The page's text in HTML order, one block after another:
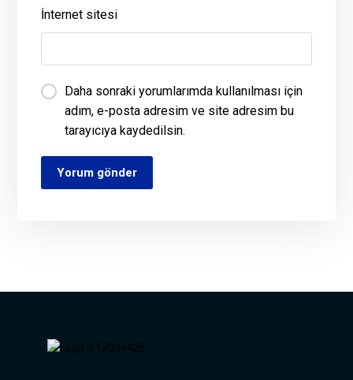
İnternet sitesi
Daha sonraki yorumlarımda kullanılması için
adım, e-posta adresim ve site adresim bu
tarayıcıya kaydedilsin.
Yorum gönder